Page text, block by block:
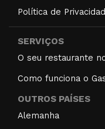
Política de
SERVIÇOS
O seu restaurante
Como funciona o
OUTROS PAÍSES
Alemanha